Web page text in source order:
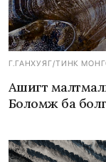
Г.ГАНХУЯГ/ТИНК
Ашигт
Боломж ба